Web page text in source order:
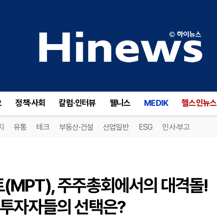
정책·사회 칼럼·인터뷰 웰니스 MEDIK 헬스인뉴스
유통 테크 부동산·건설 산업일반 ESG 인사·부고
주주총회에서의 대격돌!
자자들의 선택은?